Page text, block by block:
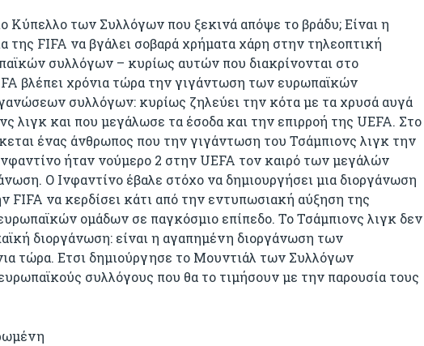
Κύπελλο των Συλλόγων που ξεκινά απόψε το βράδυ; Είναι η
της FIFA να βγάλει σοβαρά χρήματα χάρη στην τηλεοπτική
συλλόγων – κυρίως αυτών που διακρίνονται στο
βλέπει χρόνια τώρα την γιγάντωση των ευρωπαϊκών
συλλόγων: κυρίως ζηλεύει την κότα με τα χρυσά αυγά
λιγκ και που μεγάλωσε τα έσοδα και την επιρροή της UEFA. Στο
ένας άνθρωπος που την γιγάντωση του Τσάμπιονς λιγκ την
ήταν νούμερο 2 στην UEFA τον καιρό των μεγάλών
Ο Ινφαντίνο έβαλε στόχο να δημιουργήσει μια διοργάνωση
FIFA να κερδίσει κάτι από την εντυπωσιακή αύξηση της
ομάδων σε παγκόσμιο επίπεδο. Το Τσάμπιονς λιγκ δεν
διοργάνωση: είναι η αγαπημένη διοργάνωση των
τώρα. Ετσι δημιούργησε το Μουντιάλ των Συλλόγων
συλλόγους που θα το τιμήσουν με την παρουσία τους